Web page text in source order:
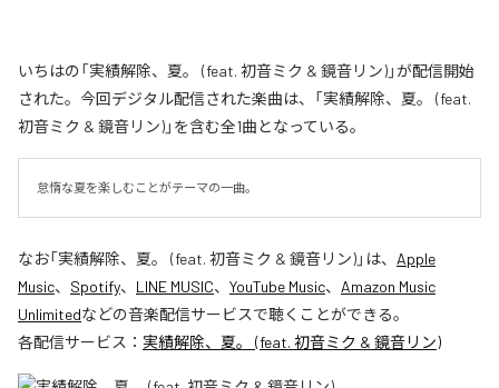
いちはの「実績解除、夏。 (feat. 初音ミク & 鏡音リン)」が配信開始
された。今回デジタル配信された楽曲は、「実績解除、夏。 (feat.
初音ミク & 鏡音リン)」を含む全1曲となっている。
怠惰な夏を楽しむことがテーマの一曲。
なお「実績解除、夏。 (feat. 初音ミク & 鏡音リン)」は、 Apple
Music、 Spotify、 LINE MUSIC、 YouTube Music、 Amazon Music
Unlimitedなどの音楽配信サービスで聴くことができる。
各配信サービス： 実績解除、夏。 (feat. 初音ミク & 鏡音リン)